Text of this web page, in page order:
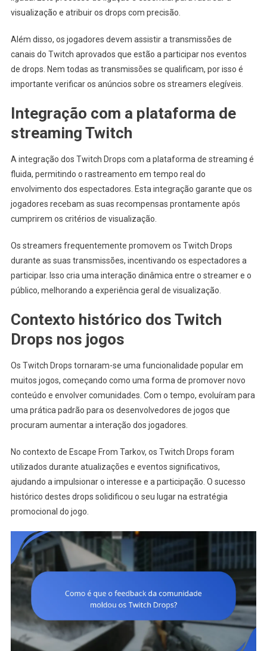
visualização e atribuir os drops com precisão.
Além disso, os jogadores devem assistir a transmissões de
canais do Twitch aprovados que estão a participar nos eventos
de drops. Nem todas as transmissões se qualificam, por isso é
importante verificar os anúncios sobre os streamers elegíveis.
Integração com a plataforma de
streaming Twitch
A integração dos Twitch Drops com a plataforma de streaming é
fluida, permitindo o rastreamento em tempo real do
envolvimento dos espectadores. Esta integração garante que os
jogadores recebam as suas recompensas prontamente após
cumprirem os critérios de visualização.
Os streamers frequentemente promovem os Twitch Drops
durante as suas transmissões, incentivando os espectadores a
participar. Isso cria uma interação dinâmica entre o streamer e o
público, melhorando a experiência geral de visualização.
Contexto histórico dos Twitch
Drops nos jogos
Os Twitch Drops tornaram-se uma funcionalidade popular em
muitos jogos, começando como uma forma de promover novo
conteúdo e envolver comunidades. Com o tempo, evoluíram para
uma prática padrão para os desenvolvedores de jogos que
procuram aumentar a interação dos jogadores.
No contexto de Escape From Tarkov, os Twitch Drops foram
utilizados durante atualizações e eventos significativos,
ajudando a impulsionar o interesse e a participação. O sucesso
histórico destes drops solidificou o seu lugar na estratégia
promocional do jogo.